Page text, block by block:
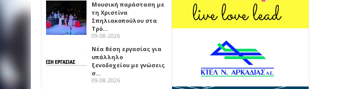
Μουσική παράσταση με
τη Χριστίνα
Σπηλιακοπούλου στα
Τρό…
09-08-2026
Νέα θέση εργασίας για
υπάλληλο
ξενοδοχείου με γνώσεις
σ…
09-08-2026